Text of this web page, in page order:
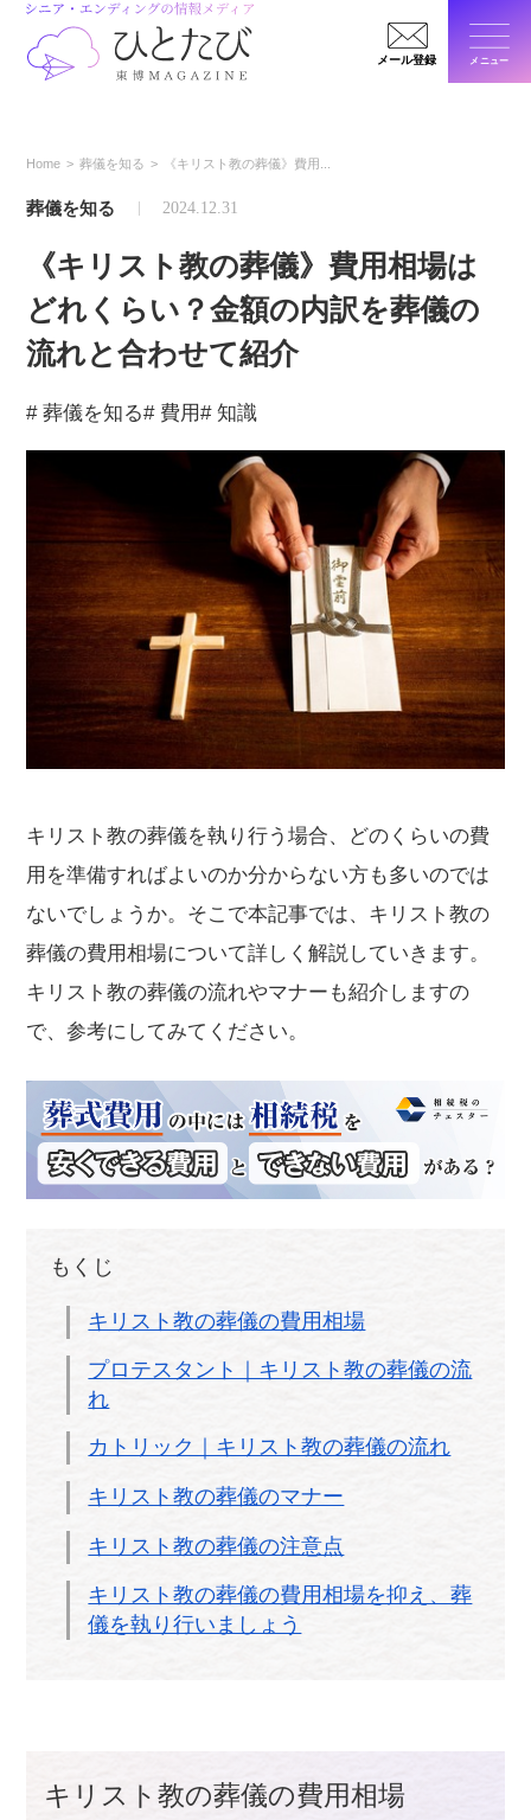
メール登録 メニュー
Home 葬儀を知る 《キリスト教の葬儀》費用...
葬儀を知る 2024.12.31
《キリスト教の葬儀》費用相場は
どれくらい？金額の内訳を葬儀の
流れと合わせて紹介
# 葬儀を知る# 費用# 知識
キリスト教の葬儀を執り行う場合、どのくらいの費
用を準備すればよいのか分からない方も多いのでは
ないでしょうか。そこで本記事では、キリスト教の
葬儀の費用相場について詳しく解説していきます。
キリスト教の葬儀の流れやマナーも紹介しますの
で、参考にしてみてください。
もくじ
キリスト教の葬儀の費用相場
プロテスタント｜キリスト教の葬儀の流
れ
カトリック｜キリスト教の葬儀の流れ
キリスト教の葬儀のマナー
キリスト教の葬儀の注意点
キリスト教の葬儀の費用相場を抑え、葬
儀を執り行いましょう
キリスト教の葬儀の費用相場